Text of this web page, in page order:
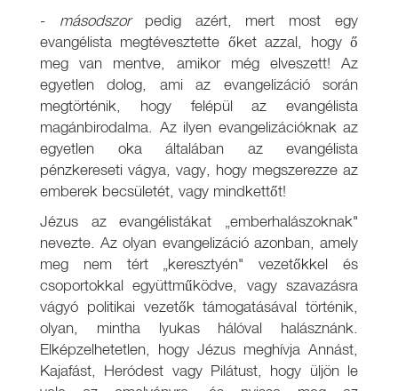
- másodszorpedig azért, mert most egy
evangélista megtévesztette őket azzal, hogy ő
meg van mentve, amikor még elveszett! Az
egyetlen dolog, ami az evangelizáció során
megtörténik, hogy felépül az evangélista
magánbirodalma. Az ilyen evangelizációknak az
egyetlen oka általában az evangélista
pénzkereseti vágya, vagy, hogy megszerezze az
emberek becsületét, vagy mindkettőt!
Jézus az evangélistákat „emberhalászoknak"
nevezte. Az olyan evangelizáció azonban, amely
meg nem tért „keresztyén" vezetőkkel és
csoportokkal együttműködve, vagy szavazásra
vágyó politikai vezetők támogatásával történik,
olyan, mintha lyukas hálóval halásznánk.
Elképzelhetetlen, hogy Jézus meghívja Annást,
Kajafást, Heródest vagy Pilátust, hogy üljön le